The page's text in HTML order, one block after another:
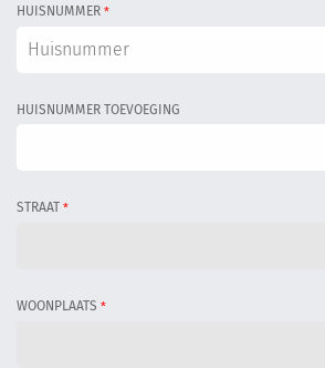
HUISNUMMER *
HUISNUMMER TOEVOEGING
STRAAT *
WOONPLAATS *